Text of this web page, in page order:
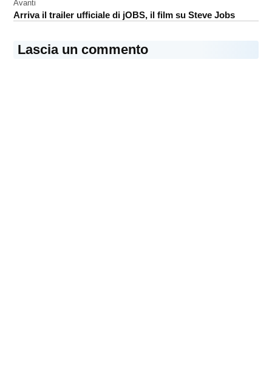
Avanti
Arriva il trailer ufficiale di jOBS, il film su Steve Jobs
Lascia un commento